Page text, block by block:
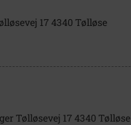
17 4340 Tølløse
Tølløsevej 17 4340 Tølløse